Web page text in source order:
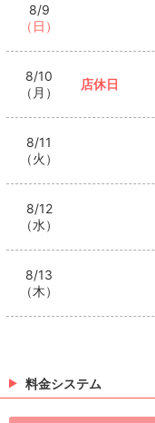
8/9
（日）
8/10
（月）
店休日
8/11
（火）
8/12
（水）
8/13
（木）
料金システム